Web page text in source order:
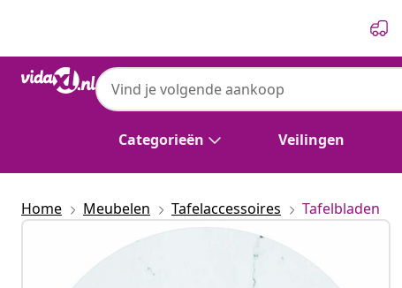
Categorieën Veilingen
Home Meubelen Tafelaccessoires Tafelbladen